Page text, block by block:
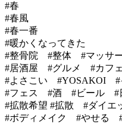
#春
#春風
#春一番
#暖かくなってきた
#整骨院 #整体 #マッサ
#居酒屋 #グルメ #カフェ
#よさこい #YOSAKOI
#フェス #酒 #ビール #
#拡散希望 #拡散 #ダイエ
#ボディメイク #やせる